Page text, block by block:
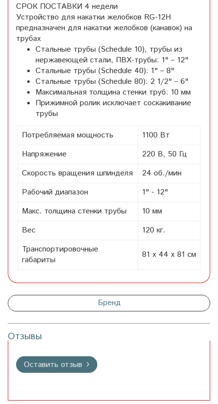
СРОК ПОСТАВКИ 4 недели
Устройство для накатки желобков RG-12H
предназначен для накатки желобков (канавок) на
трубах
Стальные трубы (Schedule 10), трубы из
нержавеющей стали, ПВХ-трубы: 1" – 12"
Стальные трубы (Schedule 40): 1" – 8"
Стальные трубы (Schedule 80): 2 1/2" – 6"
Максимальная толщина стенки труб: 10 мм
Прижимной ролик исключает соскакивание
трубы
Потребляемая мощность
1100 Вт
Напряжение
220 В, 50 Гц
Скорость вращения шпинделя
24 об./мин
Рабочий диапазон
1" - 12"
Макс. толщина стенки трубы
10 мм
Вес
120 кг.
Транспортировочные
габариты
81 х 44 х 81 см
Бренд
Отзывы
Оставить отзыв